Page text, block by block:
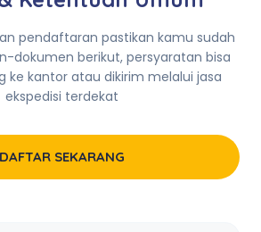
pendaftaran pastikan kamu sudah
dokumen berikut, persyaratan bisa
ke kantor atau dikirim melalui jasa
ekspedisi terdekat
DAFTAR SEKARANG